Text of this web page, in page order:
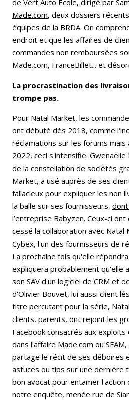
Made.com, deux dossiers
équipes de la BRDA. On
endroit et que les affaires de
commandes non remboursées
Made.com, FranceBillet... et
La procrastination des
trompe pas.
Pour Natal Market, les
ont débuté dès 2018, comme
réclamations sur les forums
2022, ceci s'intensifie.
de la constellation de sociétés
Market, a usé auprès de ses
fallacieux pour expliquer les non
la balle sur ses fournisseurs,
l’entreprise Babyzen. Ceux-ci
cessé la collaboration avec
Cybex, l'un des fournisseurs de
La prochaine fois qu'elle
expliquera probablement qu'elle
son SAV d'un logiciel de CRM et
d'Olivier Bouvet, lui aussi client
titre percutant pour la série,
clients, parents, ont rejoint les
Facebook consacrés aux
dans l'affaire Made.com ou
partage le récit de ses déboires
astuces ou tips sur une dernière
bon avocat pour entamer l'action
notre enquête, menée rue de